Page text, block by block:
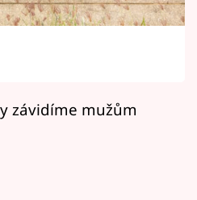
Vary
závidíme mužům